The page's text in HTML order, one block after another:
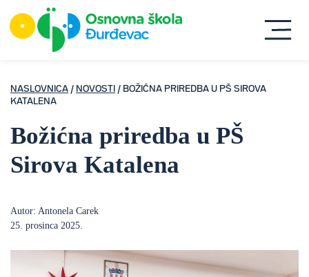
NASLOVNICA / NOVOSTI
/ BOŽIĆNA PRIREDBA U PŠ SIROVA
KATALENA
Božićna priredba u PŠ
Sirova Katalena
Autor: Antonela Carek
25. prosinca 2025.